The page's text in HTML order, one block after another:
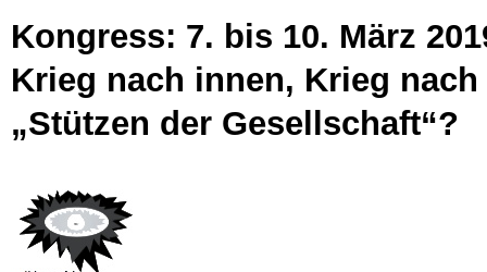
Kongress: 7. bis 10. März
Krieg nach innen, Krieg
„Stützen der Gesellschaft“?